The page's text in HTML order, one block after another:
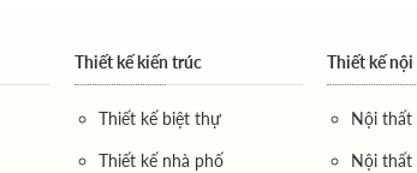
Thiết kế kiến trúc
Thiết kế biệt thự
Thiết kế nhà phố
Thiết kế
Nội thất
Nội thất